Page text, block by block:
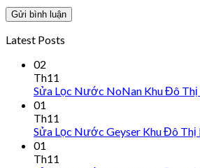
Latest Posts
02
Th11
Sửa Lọc Nước NoNan Khu Đô Thị
01
Th11
Sửa Lọc Nước Geyser Khu Đô Thị
01
Th11